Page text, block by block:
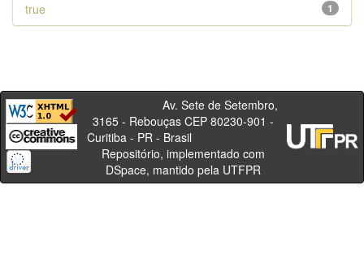
1
true
Av. Sete de Setembro,
3165 - Rebouças CEP 80230-901 -
Curitiba - PR - Brasil
Repositório, implementado com
DSpace, mantido pela UTFPR